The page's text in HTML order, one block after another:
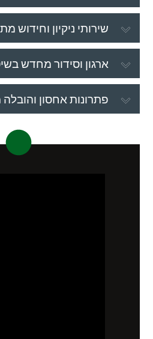
שירותי ניקיון וחידוש
ארגון וסידור מחדש
פתרונות אחסון